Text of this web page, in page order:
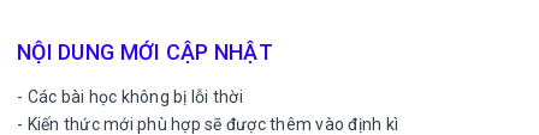
NỘI DUNG MỚI CẬP NHẬT
- Các bài học không bị lỗi thời
- Kiến thức mới phù hợp sẽ được thêm vào định kì